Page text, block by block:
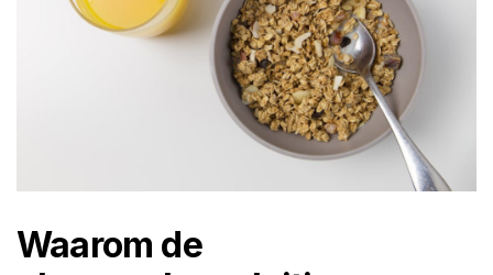
Waarom de